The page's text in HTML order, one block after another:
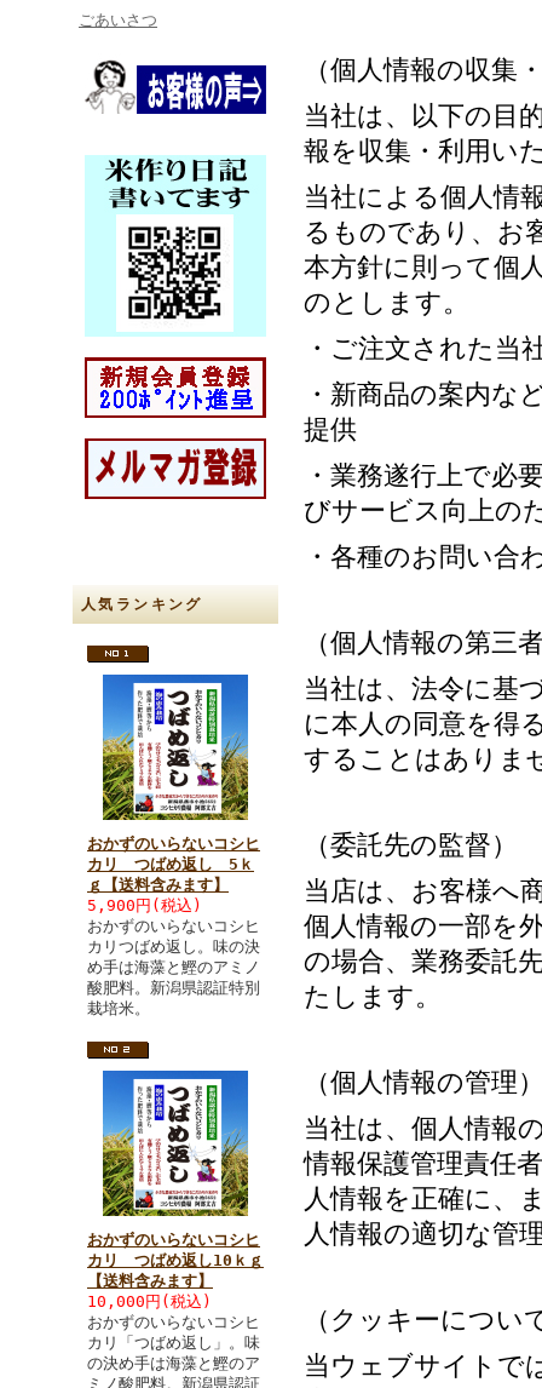
ごあいさつ
人気ランキング
おかずのいらないコシヒ
カリ つばめ返し 5ｋ
ｇ【送料含みます】
5,900円(税込)
おかずのいらないコシヒ
カリつばめ返し。味の決
め手は海藻と鰹のアミノ
酸肥料。新潟県認証特別
栽培米。
おかずのいらないコシヒ
カリ つばめ返し10ｋｇ
【送料含みます】
10,000円(税込)
おかずのいらないコシヒ
カリ「つばめ返し」。味
の決め手は海藻と鰹のア
ミノ酸肥料。新潟県認証
（個人情報の収集
当社は、以下の目
報を収集・利用い
当社による個人情
るものであり、お
本方針に則って個
のとします。
・ご注文された当
・新商品の案内な
提供
・業務遂行上で必
びサービス向上の
・各種のお問い合
（個人情報の第三
当社は、法令に基
に本人の同意を得
することはありま
（委託先の監督）
当店は、お客様へ
個人情報の一部を
の場合、業務委託
たします。
（個人情報の管理
当社は、個人情報
情報保護管理責任
人情報を正確に、
人情報の適切な管
（クッキーについ
当ウェブサイトで